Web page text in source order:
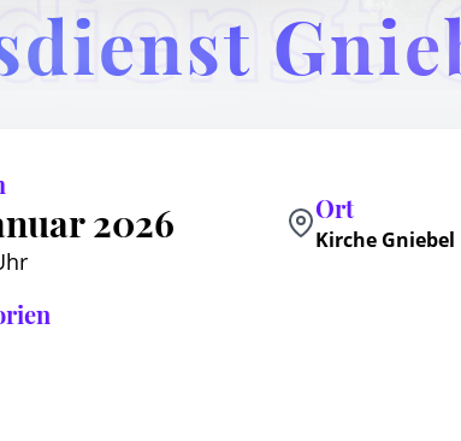
2026 Ort
Kirche Gniebel